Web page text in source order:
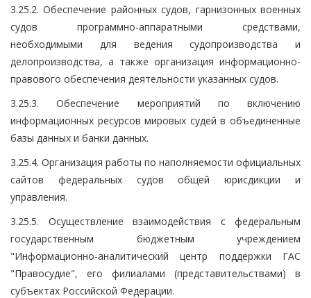
3.25.2. Обеспечение районных судов, гарнизонных военных
судов программно-аппаратными средствами,
необходимыми для ведения судопроизводства и
делопроизводства, а также организация информационно-
правового обеспечения деятельности указанных судов.
3.25.3. Обеспечение мероприятий по включению
информационных ресурсов мировых судей в объединенные
базы данных и банки данных.
3.25.4. Организация работы по наполняемости официальных
сайтов федеральных судов общей юрисдикции и
управления.
3.25.5. Осуществление взаимодействия с федеральным
государственным бюджетным учреждением
"Информационно-аналитический центр поддержки ГАС
"Правосудие", его филиалами (представительствами) в
субъектах Российской Федерации.